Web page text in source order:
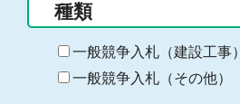
る
キ
ー
種類
一般競争入札（建設工事）
一般競争入札（その他）